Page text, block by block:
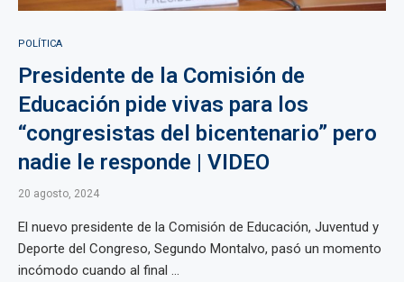
POLÍTICA
Presidente de la Comisión de
Educación pide vivas para los
“congresistas del bicentenario” pero
nadie le responde | VIDEO
20 agosto, 2024
El nuevo presidente de la Comisión de Educación, Juventud y
Deporte del Congreso, Segundo Montalvo, pasó un momento
incómodo cuando al final ...